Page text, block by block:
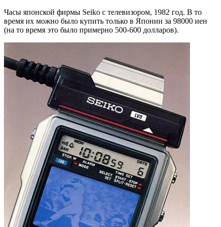
Часы японской фирмы Seiko с телевизором, 1982 год. В то
время их можно было купить только в Японии за 98000 иен
(на то время это было примерно 500-600 долларов).